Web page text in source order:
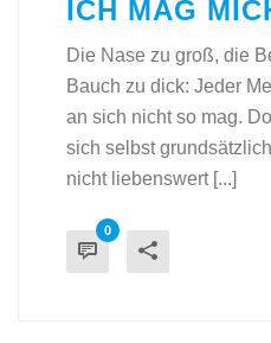
ICH MAG
Die Nase zu groß, die
Bauch zu dick: Jeder
an sich nicht so mag.
sich selbst
nicht liebenswert [...]
0